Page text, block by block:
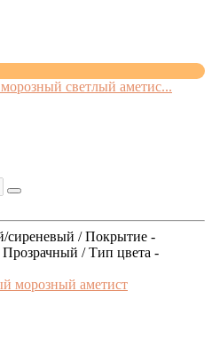
светлый аметис...
сиреневый / Покрытие -
/ Тип цвета -